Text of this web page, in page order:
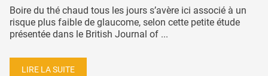
Boire du thé chaud tous les jours s’avère ici associé à un
risque plus faible de glaucome, selon cette petite étude
présentée dans le British Journal of ...
LIRE LA SUITE